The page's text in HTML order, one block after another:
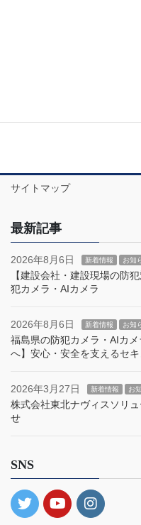
サイトマップ
最新記事
2026年8月6日 新着情報 お知
【建設会社・建設現場の防
犯カメラ・AIカメラ
2026年8月6日 新着情報 お知
福島県の防犯カメラ・AIカ
へ】安心・安全を支えるセ
2026年3月27日 新着情報 お
株式会社東北ナヴィスソリ
せ
SNS